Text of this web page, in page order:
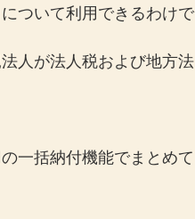
ついて利用できるわけで
人が法人税および地方法
一括納付機能でまとめて